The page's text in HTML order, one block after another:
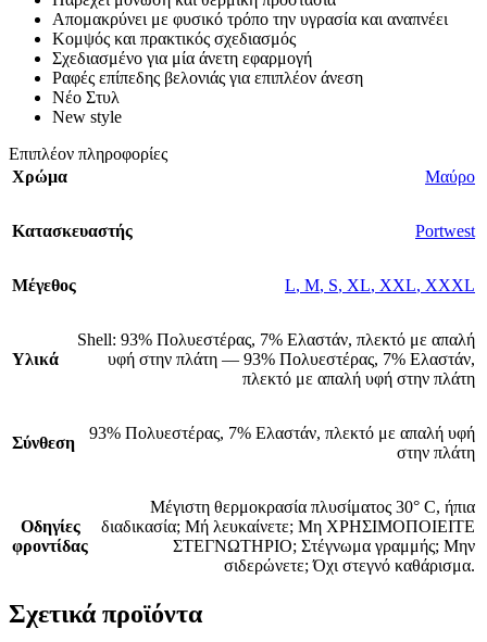
Απομακρύνει με φυσικό τρόπο την υγρασία και αναπνέει
Κομψός και πρακτικός σχεδιασμός
Σχεδιασμένο για μία άνετη εφαρμογή
Ραφές επίπεδης βελονιάς για επιπλέον άνεση
Νέο Στυλ
New style
Επιπλέον πληροφορίες
Χρώμα
Μαύρο
Κατασκευαστής Portwest
Μέγεθος L, M, S, XL, XXL, XXXL
Υλικά
Shell: 93% Πολυεστέρας, 7% Ελαστάν, πλεκτό με απαλή
υφή στην πλάτη — 93% Πολυεστέρας, 7% Ελαστάν,
πλεκτό με απαλή υφή στην πλάτη
Σύνθεση
93% Πολυεστέρας, 7% Ελαστάν, πλεκτό με απαλή υφή
στην πλάτη
Οδηγίες
φροντίδας
Μέγιστη θερμοκρασία πλυσίματος 30° C, ήπια
διαδικασία; Μή λευκαίνετε; Μη ΧΡΗΣΙΜΟΠΟΙΕΙΤΕ
ΣΤΕΓΝΩΤΗΡΙΟ; Στέγνωμα γραμμής; Μην
σιδερώνετε; Όχι στεγνό καθάρισμα.
Σχετικά προϊόντα